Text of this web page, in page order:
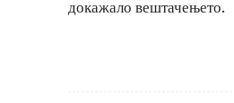
докажало вештачењето.